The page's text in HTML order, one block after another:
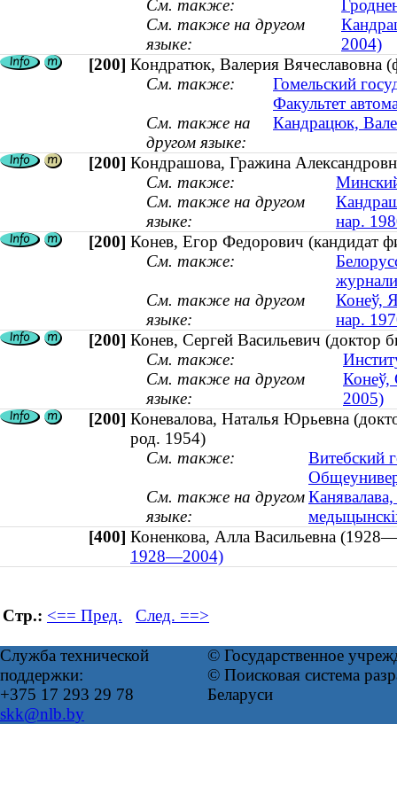
См. также:
См. также на другом
языке:
2004)
[200] Кондратюк, Валерия Вячеславовна
См. также:
Гомельский
Факультет
См. также на
другом языке:
Кандрацюк,
[200] Кондрашова, Гражина
См. также:
См. также на другом
языке:
нар.
[200] Конев, Егор Федорович (кандидат
См. также:
См. также на другом
языке:
Конеў,
нар.
[200] Конев, Сергей Васильевич (доктор
См. также:
См. также на другом
языке:
Конеў,
2005)
[200] Коневалова, Наталья Юрьевна
род. 1954)
См. также:
Витебский
См. также на другом
языке:
[400] Коненкова, Алла Васильевна
1928—2004)
Стр.: <== Пред. След. ==>
Служба технической
поддержки:
+375 17 293 29 78
skk@nlb.by
© Государственное
© Поисковая система
Беларуси